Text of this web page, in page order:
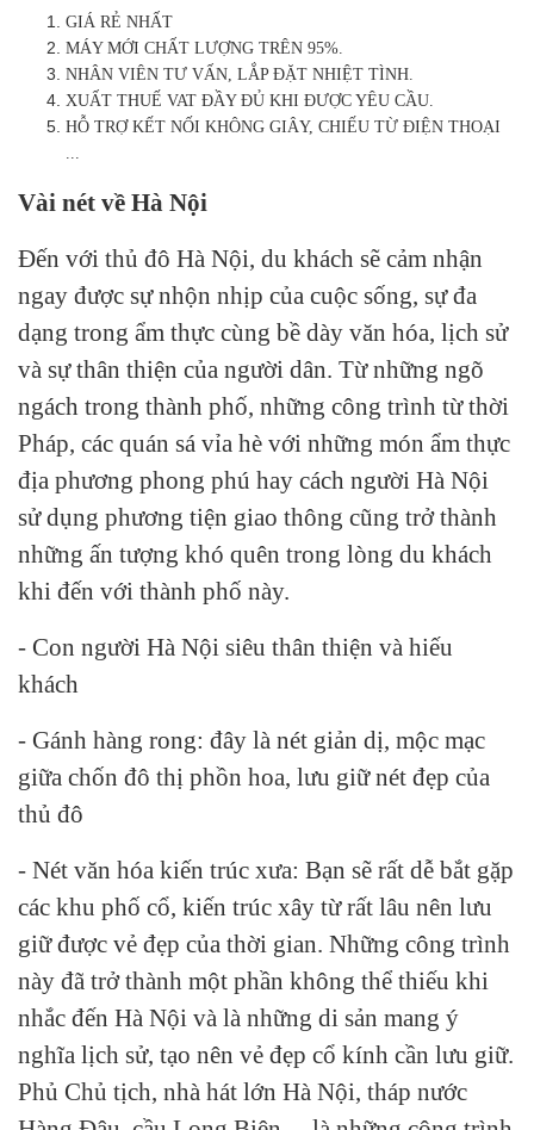
GIÁ RẺ NHẤT
MÁY MỚI CHẤT LƯỢNG TRÊN 95%.
NHÂN VIÊN TƯ VẤN, LẮP ĐẶT NHIỆT TÌNH.
XUẤT THUẾ VAT ĐẦY ĐỦ KHI ĐƯỢC YÊU CẦU.
HỖ TRỢ KẾT NỐI KHÔNG GIÂY, CHIẾU TỪ ĐIỆN THOẠI
Vài nét về Hà Nội
Đến với thủ đô Hà Nội, du khách sẽ cảm nhận
ngay được sự nhộn nhịp của cuộc sống, sự đa
dạng trong ẩm thực cùng bề dày văn hóa, lịch sử
và sự thân thiện của người dân. Từ những ngõ
ngách trong thành phố, những công trình từ thời
Pháp, các quán sá vỉa hè với những món ẩm thực
địa phương phong phú hay cách người Hà Nội
sử dụng phương tiện giao thông cũng trở thành
những ấn tượng khó quên trong lòng du khách
khi đến với thành phố này.
- Con người Hà Nội siêu thân thiện và hiếu
khách
- Gánh hàng rong: đây là nét giản dị, mộc mạc
giữa chốn đô thị phồn hoa, lưu giữ nét đẹp của
thủ đô
- Nét văn hóa kiến trúc xưa: Bạn sẽ rất dễ bắt gặp
các khu phố cổ, kiến trúc xây từ rất lâu nên lưu
giữ được vẻ đẹp của thời gian. Những công trình
này đã trở thành một phần không thể thiếu khi
nhắc đến Hà Nội và là những di sản mang ý
nghĩa lịch sử, tạo nên vẻ đẹp cổ kính cần lưu giữ.
Phủ Chủ tịch, nhà hát lớn Hà Nội, tháp nước